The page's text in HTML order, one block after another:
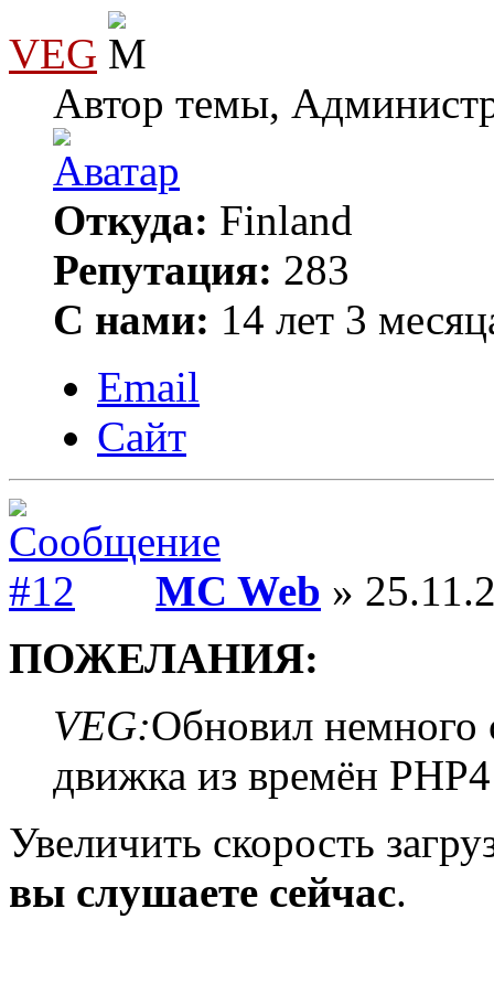
VEG
Автор темы,
Откуда: Finland
Репутация: 283
С нами: 14 лет 3
Email
Сайт
MC Web »
ПОЖЕЛАНИЯ:
VEG:Обновил немного
движка из времён PHP4
Увеличить скорость
вы слушаете сейчас.